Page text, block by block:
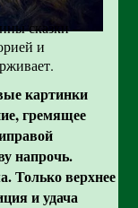
сказки –
и
картинки
гремящее
напрочь.
Только верхнее
и удача